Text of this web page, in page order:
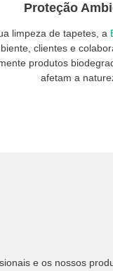
Proteção
limpeza de tapetes, a
clientes e
produtos
afetam a
e os nossos